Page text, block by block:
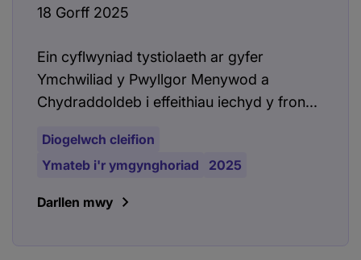
18 Gorff 2025
Ein cyflwyniad tystiolaeth ar gyfer
Ymchwiliad y Pwyllgor Menywod a
Chydraddoldeb i effeithiau iechyd y fron...
Diogelwch cleifion
Ymateb i'r ymgynghoriad
2025
Darllen mwy